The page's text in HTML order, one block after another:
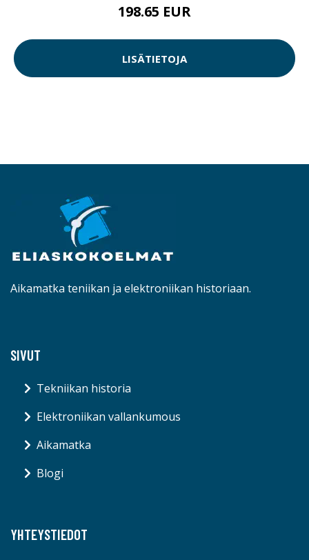
198.65 EUR
LISÄTIETOJA
Aikamatka teniikan ja elektroniikan historiaan.
SIVUT
Tekniikan historia
Elektroniikan vallankumous
Aikamatka
Blogi
YHTEYSTIEDOT